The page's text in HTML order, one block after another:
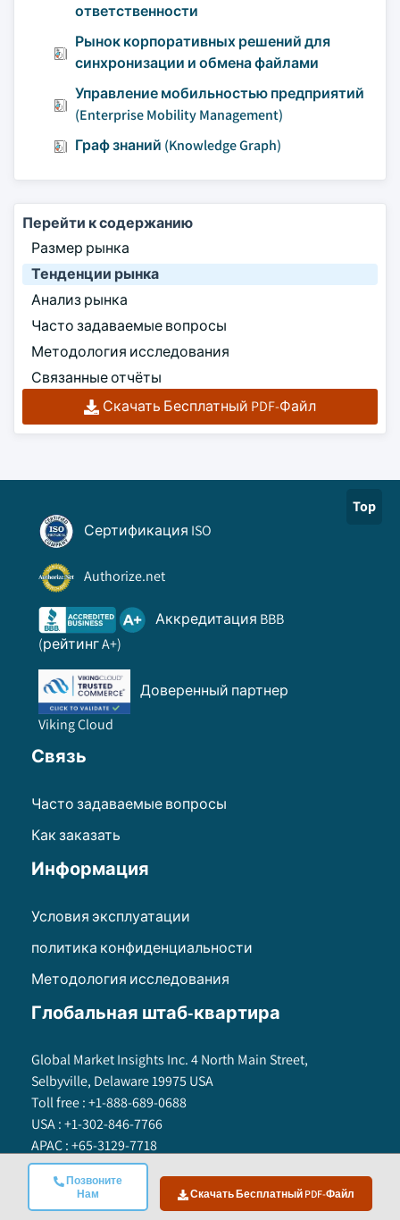
Позвоните
Нам
Скачать Бесплатный PDF-Файл
ответственности
Рынок корпоративных решений для
синхронизации и обмена файлами
Управление мобильностью предприятий
(Enterprise Mobility Management)
Граф знаний (Knowledge Graph)
Перейти к содержанию
Размер рынка
Тенденции рынка
Анализ рынка
Часто задаваемые вопросы
Методология исследования
Связанные отчёты
Скачать Бесплатный PDF-Файл
Top
Сертификация ISO
Authorize.net
Аккредитация BBB
(рейтинг A+)
Доверенный партнер
Viking Cloud
Связь
Часто задаваемые вопросы
Как заказать
Информация
Условия эксплуатации
политика конфиденциальности
Методология исследования
Глобальная штаб-квартира
Global Market Insights Inc. 4 North Main Street,
Selbyville, Delaware 19975 USA
Toll free :+1-888-689-0688
USA :+1-302-846-7766
APAC :+65-3129-7718
Email:sales@gminsights.com